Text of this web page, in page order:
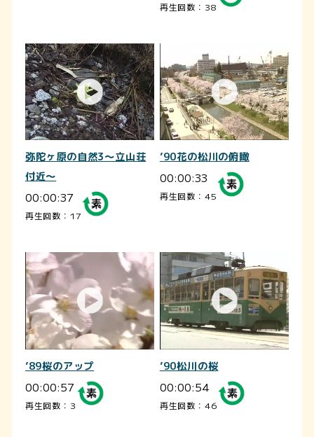
再生回数：38
弥陀ヶ原の自然3～立山荘
付近～
00:00:37
再生回数：17
’90花の松川の俯瞰
00:00:33
再生回数：45
’89桜のアップ
00:00:57
再生回数：3
’90松川の桜
00:00:54
再生回数：46